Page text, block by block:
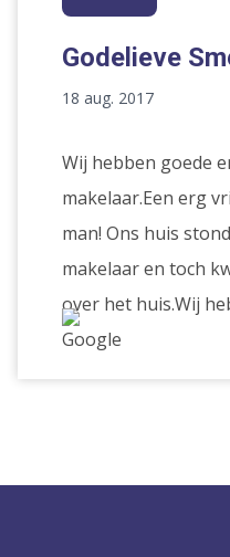
Godelieve
18 aug. 2017
Wij hebben goede
makelaar.Een erg
man! Ons huis
makelaar en toch
over het huis.Wij